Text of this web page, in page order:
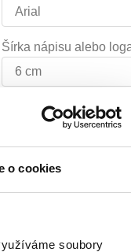
o cookies
soubory
Šírka nápisu alebo
Poznámka k výšivke
Vyšitie loga + 5.10€
Grafická úprava a
+ 34.69€